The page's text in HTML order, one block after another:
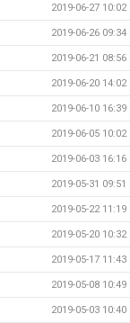
2019-06-27 10:02
2019-06-26 09:34
2019-06-21 08:56
2019-06-20 14:02
2019-06-10 16:39
2019-06-05 10:02
2019-06-03 16:16
2019-05-31 09:51
2019-05-22 11:19
2019-05-20 10:32
2019-05-17 11:43
2019-05-08 10:49
2019-05-03 10:40